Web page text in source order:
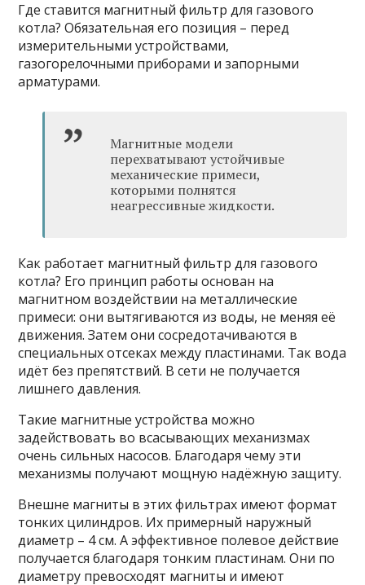
Где ставится магнитный фильтр для газового
котла? Обязательная его позиция – перед
измерительными устройствами,
газогорелочными приборами и запорными
арматурами.
Магнитные модели
перехватывают устойчивые
механические примеси,
которыми полнятся
неагрессивные жидкости.
Как работает магнитный фильтр для газового
котла? Его принцип работы основан на
магнитном воздействии на металлические
примеси: они вытягиваются из воды, не меняя её
движения. Затем они сосредотачиваются в
специальных отсеках между пластинами. Так вода
идёт без препятствий. В сети не получается
лишнего давления.
Такие магнитные устройства можно
задействовать во всасывающих механизмах
очень сильных насосов. Благодаря чему эти
механизмы получают мощную надёжную защиту.
Внешне магниты в этих фильтрах имеют формат
тонких цилиндров. Их примерный наружный
диаметр – 4 см. А эффективное полевое действие
получается благодаря тонким пластинам. Они по
диаметру превосходят магниты и имеют